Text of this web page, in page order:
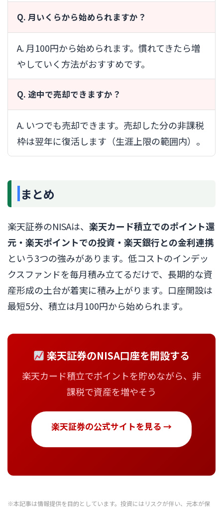
Q. 月いくらから始められますか？
A. 月100円から始められます。慣れてきたら増
やしていく方法がおすすめです。
Q. 途中で売却できますか？
A. いつでも売却できます。売却した分の非課税
枠は翌年に復活します（生涯上限の範囲内）。
まとめ
楽天証券のNISAは、 楽天カード積立でのポイント還
元・楽天ポイントでの投資・楽天銀行との金利連携
という3つの強みがあります。低コストのインデッ
クスファンドを毎月積み立てるだけで、長期的な資
産形成の土台が着実に積み上がります。口座開設は
最短5分、積立は月100円から始められます。
楽天証券のNISA口座を開設する
楽天カード積立でポイントを貯めながら、非
課税で資産を増やそう
楽天証券の公式サイトを見る →
※本記事は情報提供を目的としています。投資にはリスクが伴い、元本が保